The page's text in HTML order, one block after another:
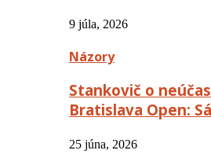
9 júla, 2026
Názory
Stankovič o
Bratislava Open:
25 júna, 2026